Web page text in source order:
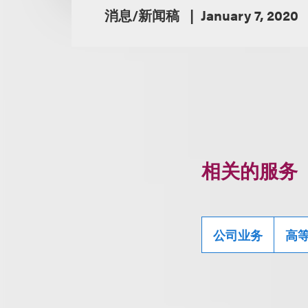
消息/新闻稿 January 7, 2020
相关的服务
公司业务 高